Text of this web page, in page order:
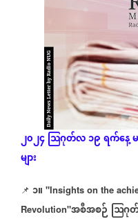
၂၀၂၄သြဂုတ်လ၁၉ရက်နေ့
များ
📌 ၁။ "Insights on the
Revolution"အစီအစဉ်ဩဂု